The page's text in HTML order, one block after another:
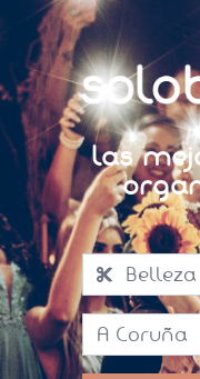
Las
A Coruña